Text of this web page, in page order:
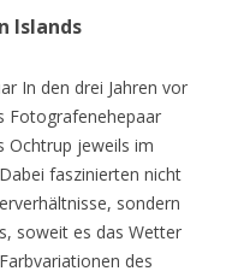
Islands
In den drei Jahren vor
Fotografenehepaar
Ochtrup jeweils im
faszinierten nicht
sondern
soweit es das Wetter
des